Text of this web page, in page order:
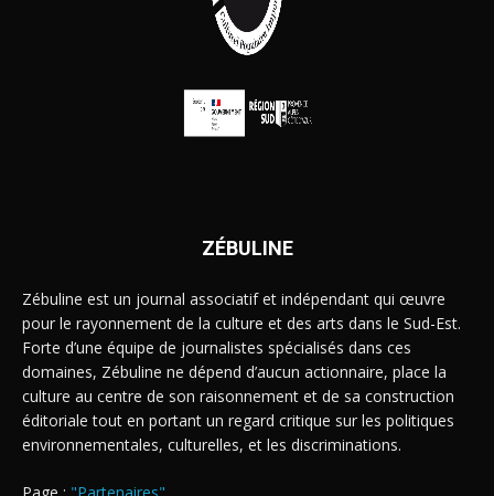
ZÉBULINE
Zébuline est un journal associatif et indépendant qui œuvre
pour le rayonnement de la culture et des arts dans le Sud-Est.
Forte d’une équipe de journalistes spécialisés dans ces
domaines, Zébuline ne dépend d’aucun actionnaire, place la
culture au centre de son raisonnement et de sa construction
éditoriale tout en portant un regard critique sur les politiques
environnementales, culturelles, et les discriminations.